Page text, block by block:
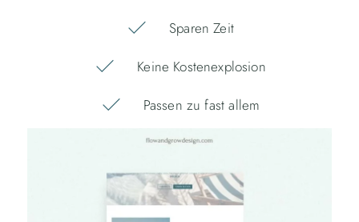
Sparen Zeit
Keine Kostenexplosion
Passen zu fast allem